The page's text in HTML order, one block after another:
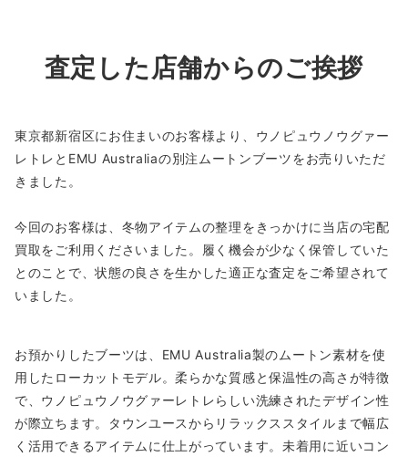
査定した店舗からのご挨拶
東京都新宿区にお住まいのお客様より、ウノピュウノウグァー
レトレとEMU Australiaの別注ムートンブーツをお売りいただ
きました。
今回のお客様は、冬物アイテムの整理をきっかけに当店の宅配
買取をご利用くださいました。履く機会が少なく保管していた
とのことで、状態の良さを生かした適正な査定をご希望されて
いました。
お預かりしたブーツは、EMU Australia製のムートン素材を使
用したローカットモデル。柔らかな質感と保温性の高さが特徴
で、ウノピュウノウグァーレトレらしい洗練されたデザイン性
が際立ちます。タウンユースからリラックススタイルまで幅広
く活用できるアイテムに仕上がっています。未着用に近いコン